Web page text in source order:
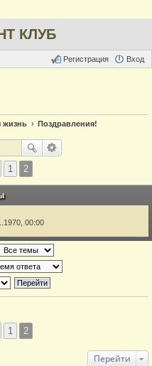
КЛУБ
Вход
Регистрация
жизнь Поздравления!
1 2
00:00
1 2
Перейти